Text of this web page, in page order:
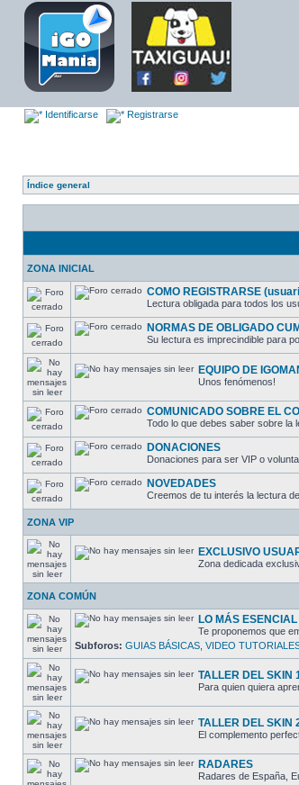
Identificarse Registrarse
Índice general
ZONA INICIAL
COMO REGISTRARSE
Lectura obligada para todos los
NORMAS DE OBLIGADO
Su lectura es imprecindible para
EQUIPO DE
Unos fenómenos!
COMUNICADO SOBRE EL
Todo lo que debes saber sobre la
DONACIONES
Donaciones para ser VIP o
NOVEDADES
Creemos de tu interés la lectura
ZONA VIP
EXCLUSIVO
Zona dedicada
ZONA COMÚN
LO MÁS ESENCIAL
Te proponemos que
Subforos: GUIAS BÁSICAS VIDEO
TALLER DEL
Para quien quiera
TALLER DEL
El complemento
RADARES
Radares de España,